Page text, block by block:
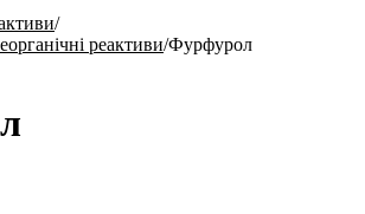
/
реактиви/Фурфурол